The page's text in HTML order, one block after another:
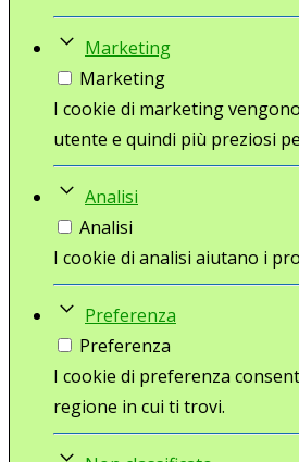
Marketing
Marketing
I cookie di marketing
utente e quindi più preziosi
Analisi
Analisi
I cookie di analisi aiutano i
Preferenza
Preferenza
I cookie di preferenza
regione in cui ti trovi.